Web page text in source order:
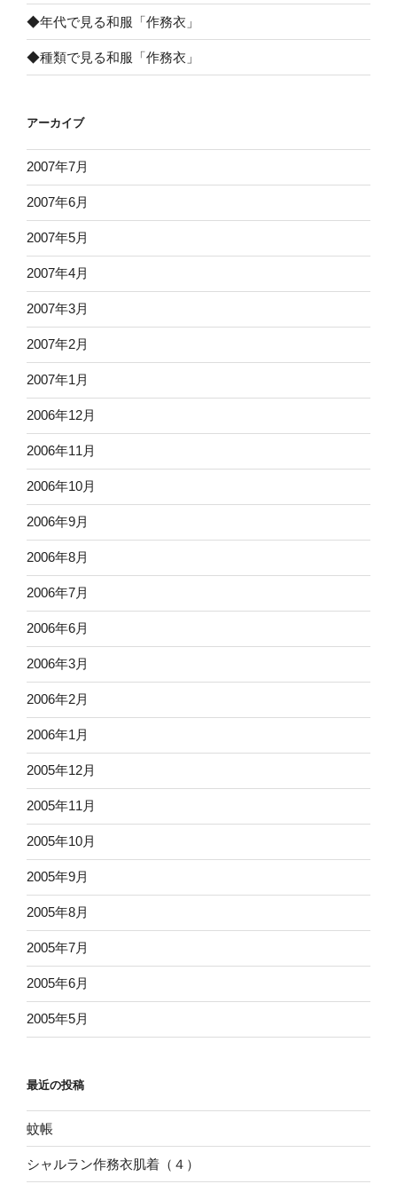
◆年代で見る和服「作務衣」
◆種類で見る和服「作務衣」
アーカイブ
2007年7月
2007年6月
2007年5月
2007年4月
2007年3月
2007年2月
2007年1月
2006年12月
2006年11月
2006年10月
2006年9月
2006年8月
2006年7月
2006年6月
2006年3月
2006年2月
2006年1月
2005年12月
2005年11月
2005年10月
2005年9月
2005年8月
2005年7月
2005年6月
2005年5月
最近の投稿
蚊帳
シャルラン作務衣肌着（４）